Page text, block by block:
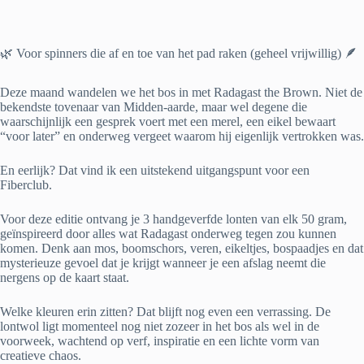
🌿 Voor spinners die af en toe van het pad raken (geheel vrijwillig) 🪶
Deze maand wandelen we het bos in met Radagast the Brown. Niet de
bekendste tovenaar van Midden-aarde, maar wel degene die
waarschijnlijk een gesprek voert met een merel, een eikel bewaart
“voor later” en onderweg vergeet waarom hij eigenlijk vertrokken was.
En eerlijk? Dat vind ik een uitstekend uitgangspunt voor een
Fiberclub.
Voor deze editie ontvang je 3 handgeverfde lonten van elk 50 gram,
geïnspireerd door alles wat Radagast onderweg tegen zou kunnen
komen. Denk aan mos, boomschors, veren, eikeltjes, bospaadjes en dat
mysterieuze gevoel dat je krijgt wanneer je een afslag neemt die
nergens op de kaart staat.
Welke kleuren erin zitten? Dat blijft nog even een verrassing. De
lontwol ligt momenteel nog niet zozeer in het bos als wel in de
voorweek, wachtend op verf, inspiratie en een lichte vorm van
creatieve chaos.